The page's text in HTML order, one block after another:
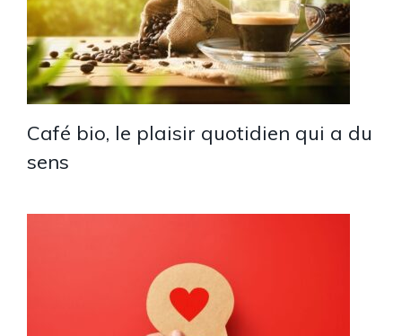
Café bio, le plaisir quotidien qui a du
sens